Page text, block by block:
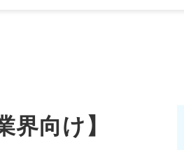
界向け】